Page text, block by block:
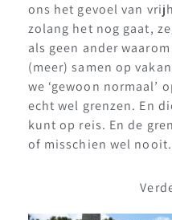
ons het gevoel van
zolang het nog gaat,
als geen ander
(meer) samen op
we ‘gewoon normaal’
echt wel grenzen. En
kunt op reis. En de
of misschien wel nooit.